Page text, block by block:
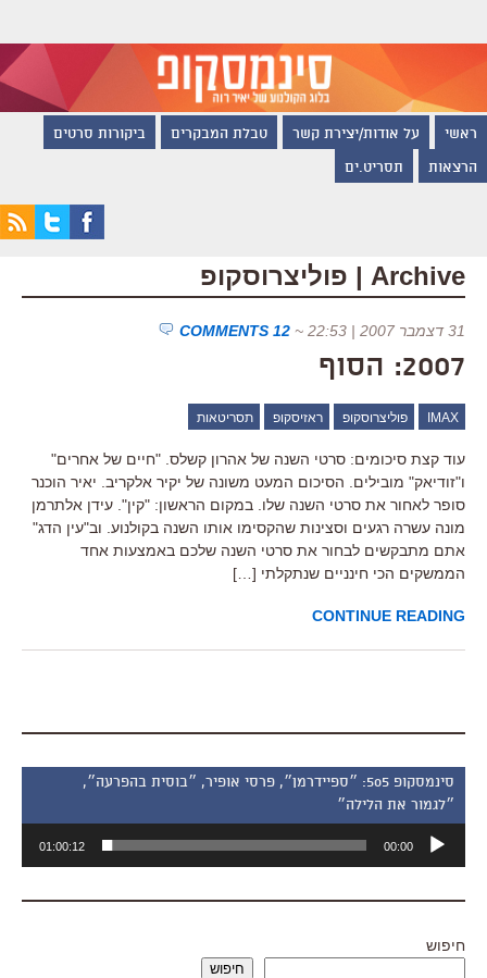
ראשי על אודות/יצירת קשר טבלת המבקרים ביקורות סרטים
הרצאות תסריט.ים
Archive | פוליצרוסקופ
31 דצמבר 2007 | 22:53 ~
12 COMMENTS
2007: הסוף
IMAX פוליצרוסקופ ראזיסקופ תסריטאות
עוד קצת סיכומים: סרטי השנה של אהרון קשלס. "חיים של אחרים"
ו"זודיאק" מובילים. הסיכום המעט משונה של יקיר אלקריב. יאיר הוכנר
סופר לאחור את סרטי השנה שלו. במקום הראשון: "קין". עידן אלתרמן
מונה עשרה רגעים וסצינות שהקסימו אותו השנה בקולנוע. וב"עין הדג"
אתם מתבקשים לבחור את סרטי השנה שלכם באמצעות אחד
הממשקים הכי חינניים שנתקלתי […]
CONTINUE READING
סינמסקופ 505: ״ספיידרמן״, פרסי אופיר, ״בוסית בהפרעה״,
״לגמור את הלילה״
אודיו
00:00
01:00:12
חיפוש
חיפוש